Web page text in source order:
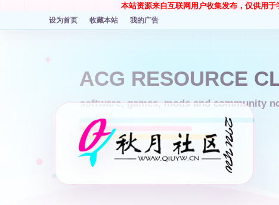
本站资源来自互联网用户收集发布，仅供用
设为首页 收藏本站 我的广告